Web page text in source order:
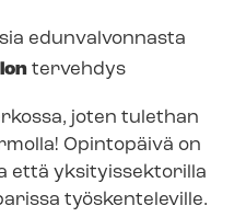
edunvalvonnasta
tervehdys
joten tulethan
Opintopäivä on
että yk­si­tyis­sek­to­ril­la
työskenteleville.